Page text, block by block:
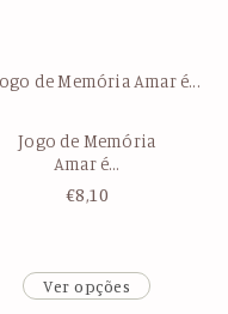
Jogo de Memória
Amar é…
€8,10
Ver opções